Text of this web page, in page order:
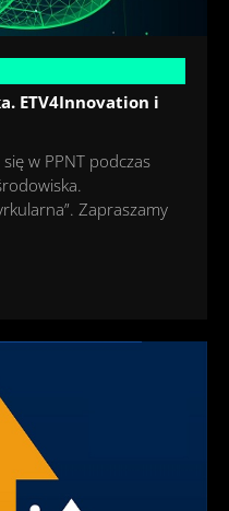
ETV4Innovation i
w PPNT podczas
Zapraszamy